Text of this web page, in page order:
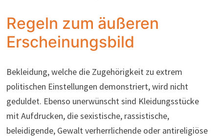
Regeln zum äußeren
Erscheinungsbild
Bekleidung, welche die Zugehörigkeit zu extrem
politischen Einstellungen demonstriert, wird nicht
geduldet. Ebenso unerwünscht sind Kleidungsstücke
mit Aufdrucken, die sexistische, rassistische,
beleidigende, Gewalt verherrlichende oder antireligiöse